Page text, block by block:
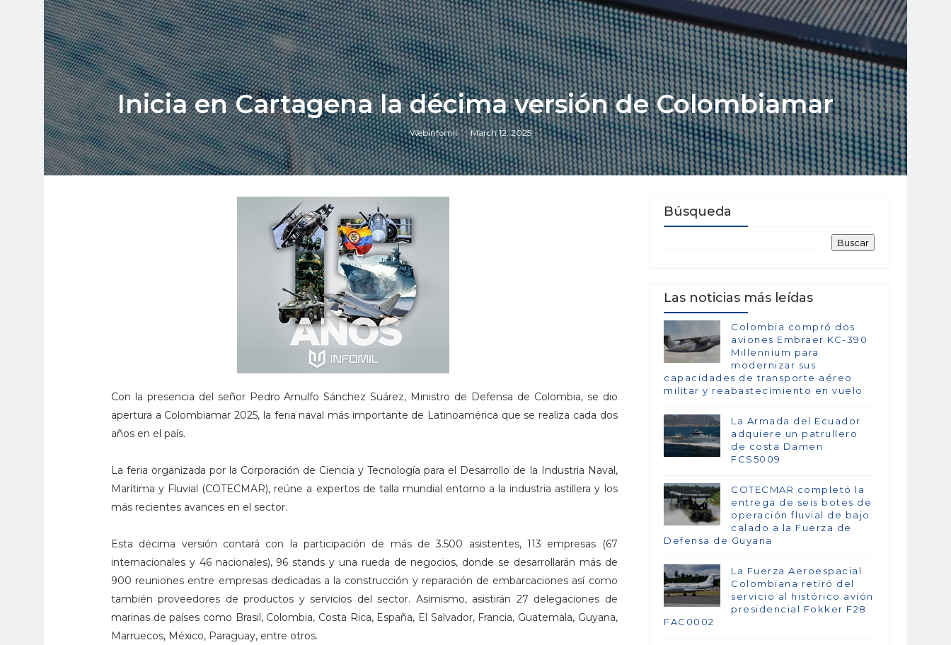
Inicia en Cartagena la décima versión de Colombiamar
Webinfomil March 12, 2025
Con la presencia del señor Pedro Arnulfo Sánchez Suárez, Ministro de Defensa de Colombia, se dio
apertura a Colombiamar 2025, la feria naval más importante de Latinoamérica que se realiza cada dos
años en el país.
La feria organizada por la Corporación de Ciencia y Tecnología para el Desarrollo de la Industria Naval,
Marítima y Fluvial (COTECMAR), reúne a expertos de talla mundial entorno a la industria astillera y los
más recientes avances en el sector.
Esta décima versión contará con la participación de más de 3.500 asistentes, 113 empresas (67
internacionales y 46 nacionales), 96 stands y una rueda de negocios, donde se desarrollarán más de
900 reuniones entre empresas dedicadas a la construcción y reparación de embarcaciones así como
también proveedores de productos y servicios del sector. Asimismo, asistirán 27 delegaciones de
marinas de países como Brasil, Colombia, Costa Rica, España, El Salvador, Francia, Guatemala, Guyana,
Marruecos, México, Paraguay, entre otros.
Búsqueda
Las noticias más leídas
Colombia compró dos
aviones Embraer KC-390
Millennium para
modernizar sus
capacidades de transporte aéreo
militar y reabastecimiento en vuelo
La Armada del Ecuador
adquiere un patrullero
de costa Damen
FCS5009
COTECMAR completó la
entrega de seis botes de
operación fluvial de bajo
calado a la Fuerza de
Defensa de Guyana
La Fuerza Aeroespacial
Colombiana retiró del
servicio al histórico avión
presidencial Fokker F28
FAC0002